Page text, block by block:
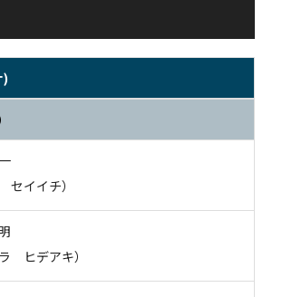
)
セイイチ）
ヒデアキ）